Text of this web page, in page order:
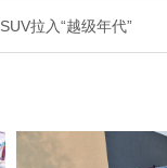
拉入“越级年代”